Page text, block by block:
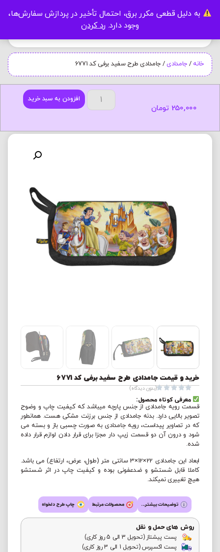
به دلیل قطعی مکرر برق، احتمال تأخیر در پردازش سفارش‌ها،
وجود دارد. رد کردن
خانه / جامدادی / جامدادی طرح سفید برفی کد 6771
افزودن به سبد خرید
250,000 تومان
خرید و قیمت جامدادی طرح سفید برفی کد 6771




(بدون دیدگاه)
معرفی کوتاه محصول:
قسمت رویه جامدادی از جنس پارچه میباشد که کیفیت چاپ و وضوح
تصویر بالایی دارد. بدنه جامدادی از جنس برزنت مشکی هست. همانطور
که در تصاویر پیداست، رویه جامدادی به صورت چسبی باز و بسته می
شود و درون آن دو قسمت زیپ دار مجزا برای قرار دادن لوازم قرار داده
شده.
ابعاد این جامدادی 22×12×3 سانتی متر (طول، عرض، ارتفاع) می باشد.
کاملا قابل شستشو و ضدعفونی بوده و کیفیت چاپ در اثر شستشو
هیچ تغییری نمیکند.
توضیحات بیشتر... محصولات مرتبط چاپ طرح دلخواه
روش های حمل و نقل
پست پیشتاز (تحویل 3 الی 5 روز کاری)
پست اکسپرس (تحویل 1 الی 3 روز کاری)